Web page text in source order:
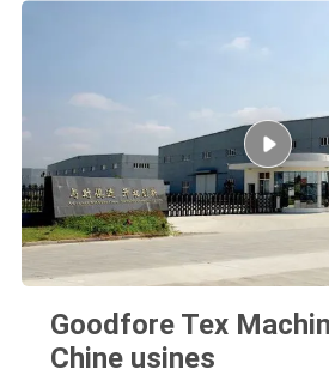
Goodfore Tex
Chine usines